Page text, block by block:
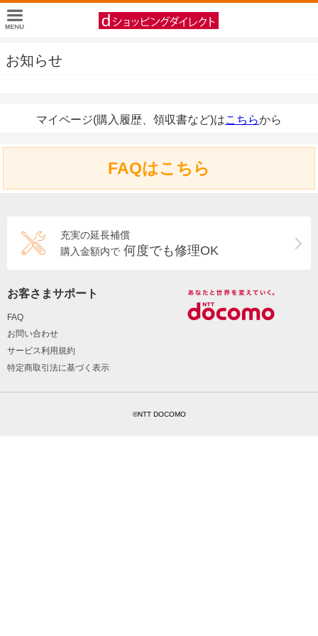
お知らせ
マイページ(購入履歴、領収書など)はこちらから
FAQはこちら
充実の延長補償
購入金額内で 何度でも修理OK
お客さまサポート
FAQ
お問い合わせ
サービス利用規約
特定商取引法に基づく表示
©NTT DOCOMO